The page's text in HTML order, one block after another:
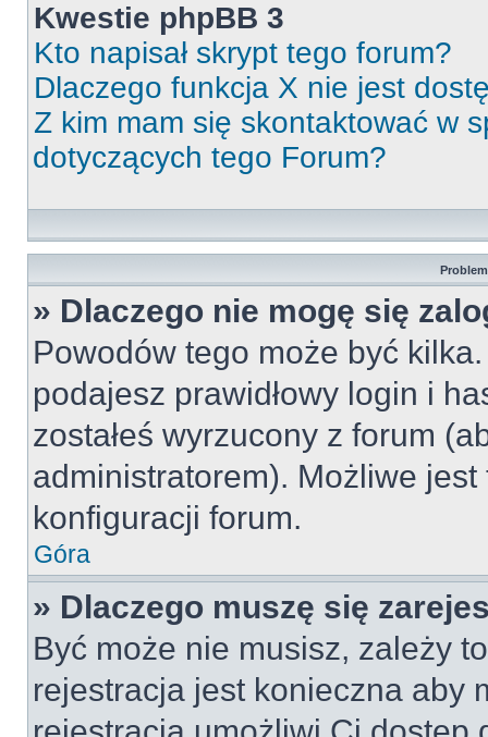
Kwestie phpBB 3
Kto napisał skrypt tego forum?
Dlaczego funkcja X nie jest
Z kim mam się skontaktować w
dotyczących tego Forum?
» Dlaczego nie mogę się
Powodów tego może być
podajesz prawidłowy login i
zostałeś wyrzucony z forum
administratorem). Możliwe
konfiguracji forum.
Góra
» Dlaczego muszę się
Być może nie musisz, zależy
rejestracja jest konieczna aby